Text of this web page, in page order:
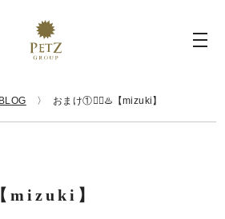
BLOG おまけ①🧖‍♀️♨️【mizuki】
mizuki】